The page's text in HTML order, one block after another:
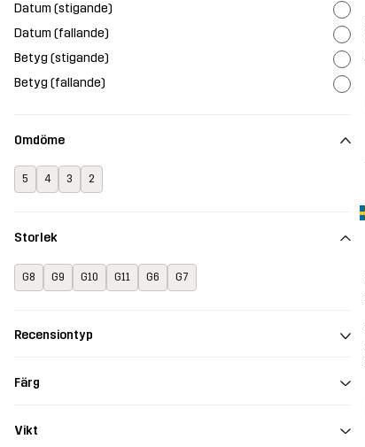
Datum (stigande)
Datum (fallande)
Betyg (stigande)
Betyg (fallande)
Omdöme
5 4 3 2
Storlek
G8 G9 G10 G11 G6 G7
Recensiontyp
Färg
Vikt